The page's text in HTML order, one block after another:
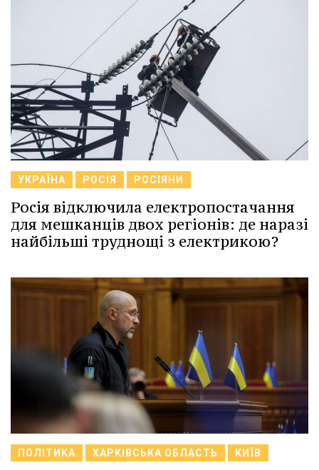
УКРАЇНА РОСІЯ РОСІЯНИ
Росія відключила електропостачання
для мешканців двох регіонів: де наразі
найбільші труднощі з електрикою?
ПОЛІТИКА ХАРКІВСЬКА ОБЛАСТЬ КИЇВ